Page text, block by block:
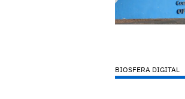
BIOSFERA DIGITAL